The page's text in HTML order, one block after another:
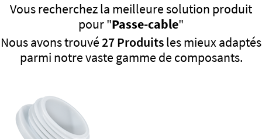
Vous recherchez la meilleure solution produit
pour "Passe-cable"
Nous avons trouvé27 Produitsles mieux adaptés
parmi notre vaste gamme de composants.